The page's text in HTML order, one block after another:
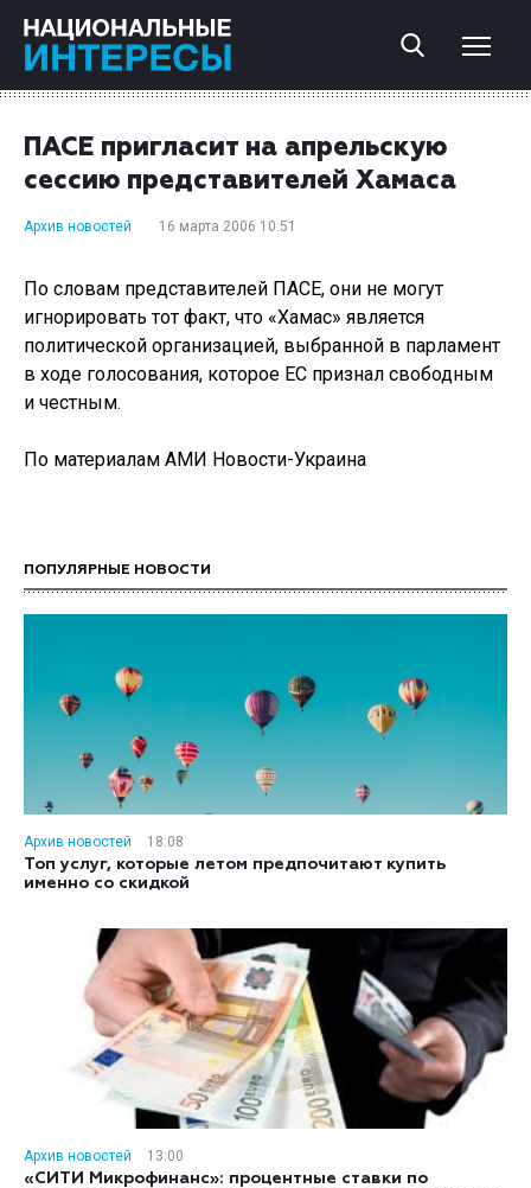
ПАСЕ пригласит на апрельскую
сессию представителей Хамаса
Архив новостей 16 марта 2006 10:51
По словам представителей ПАСЕ, они не могут
игнорировать тот факт, что «Хамас» является
политической организацией, выбранной в парламент
в ходе голосования, которое ЕС признал свободным
и честным.
По материалам АМИ Новости-Украина
ПОПУЛЯРНЫЕ НОВОСТИ
Архив новостей
18:08
Топ услуг, которые летом предпочитают купить
именно со скидкой
Архив новостей
13:00
«СИТИ Микрофинанс»: процентные ставки по